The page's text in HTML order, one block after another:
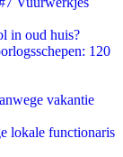
in oud huis?
120
vakantie
lokale functionaris